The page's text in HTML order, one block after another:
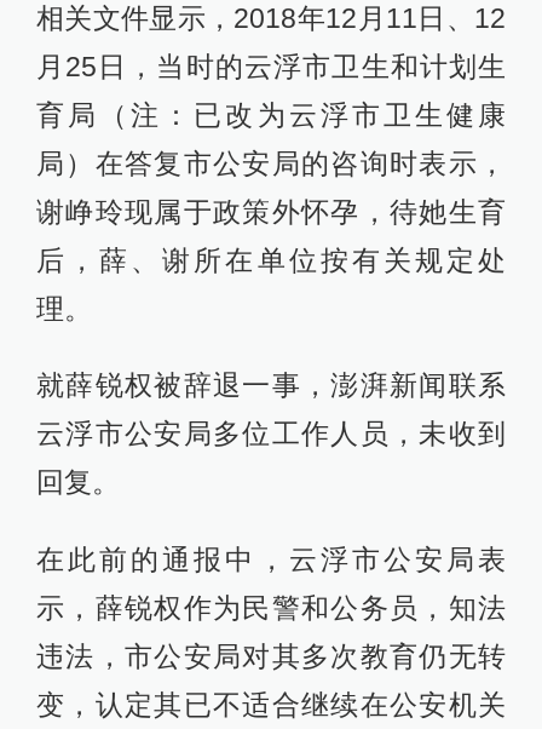
相关文件显示，2018年12月11日、12
月25日，当时的云浮市卫生和计划生
育局（注：已改为云浮市卫生健康
局）在答复市公安局的咨询时表示，
谢峥玲现属于政策外怀孕，待她生育
后，薛、谢所在单位按有关规定处
理。
就薛锐权被辞退一事，澎湃新闻联系
云浮市公安局多位工作人员，未收到
回复。
在此前的通报中，云浮市公安局表
示，薛锐权作为民警和公务员，知法
违法，市公安局对其多次教育仍无转
变，认定其已不适合继续在公安机关